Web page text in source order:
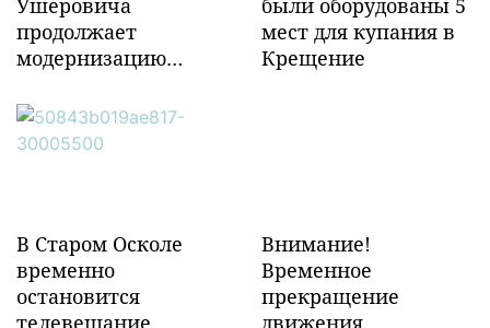
продолжает
модернизацию
инфраструктуры в
Забайкалье
мест для купания в
Крещение
В Старом Осколе
временно
остановится
Внимание!
Временное
прекращение